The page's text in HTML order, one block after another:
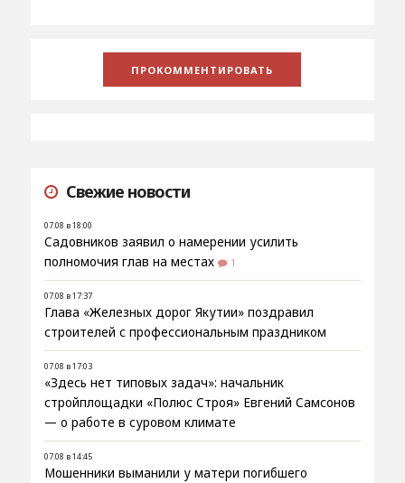
Свежие новости
07.08 в 18:00
Садовников заявил о намерении усилить
полномочия глав на местах
1
07.08 в 17:37
Глава «Железных дорог Якутии» поздравил
строителей с профессиональным праздником
07.08 в 17:03
«Здесь нет типовых задач»: начальник
стройплощадки «Полюс Строя» Евгений Самсонов
— о работе в суровом климате
07.08 в 14:45
Мошенники выманили у матери погибшего